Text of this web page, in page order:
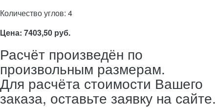
Количество углов: 4
Цена: 7403,50 руб.
Расчёт произведён по
произвольным размерам.
Для расчёта стоимости Вашего
заказа, оставьте заявку на сайте.